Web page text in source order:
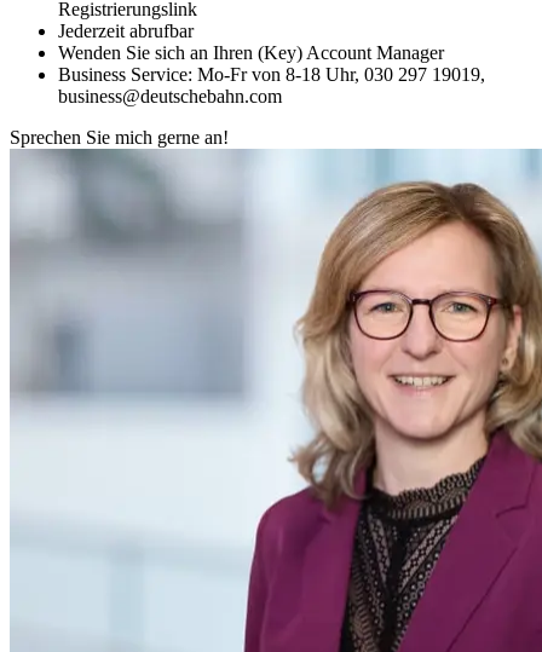
Registrierungslink
Jederzeit abrufbar
Wenden Sie sich an Ihren (Key) Account Manager
Business Service: Mo-Fr von 8-18 Uhr, 030 297 19019,
business@deutschebahn.com
Sprechen Sie mich gerne an!